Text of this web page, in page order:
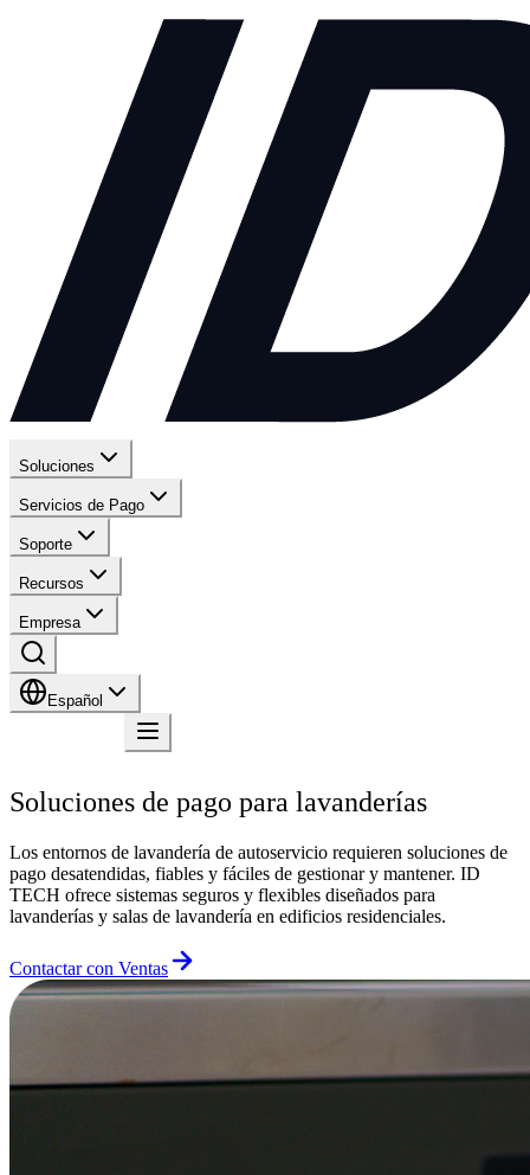
Soluciones
Servicios de Pago
Soporte
Recursos
Empresa
Español
Soluciones de pago para lavanderías
Los entornos de lavandería de autoservicio requieren soluciones de
pago desatendidas, fiables y fáciles de gestionar y mantener. ID
TECH ofrece sistemas seguros y flexibles diseñados para
lavanderías y salas de lavandería en edificios residenciales.
Contactar con Ventas